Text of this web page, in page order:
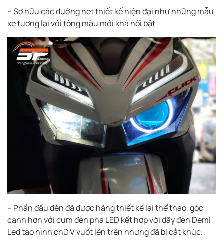
– Sở hữu các đường nét thiết kế hiện đại như những mẫu
xe tương lai với tông màu mới khá nổi bật
– Phần đầu đèn đã được hãng thiết kế lại thể thao, góc
cạnh hơn với cụm đèn pha LED kết hợp với dãy đèn Demi
Led tạo hình chữ V vuốt lên trên nhưng đã bị cắt khúc.